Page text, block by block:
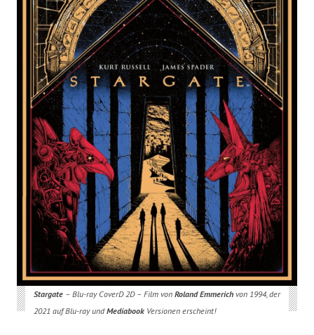
Stargate– Blu-ray CoverD 2D – Film von Roland Emmerichvon 1994, der
2021 auf Blu-ray undMediabookVersionen erscheint!